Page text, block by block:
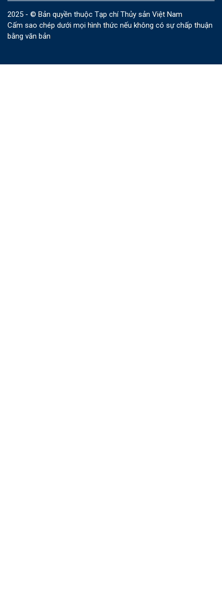
2025 - © Bản quyền thuộc Tạp chí Thủy sản Việt Nam
Cấm sao chép dưới mọi hình thức nếu không có sự chấp thuận
bằng văn bản